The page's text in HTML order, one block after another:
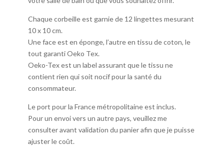
Chaque corbeille est garnie de 12 lingettes mesurant
10 x 10 cm.
Une face est en éponge, l’autre en tissu de coton, le
tout garanti Oeko Tex.
Oeko-Tex est un label assurant que le tissu ne
contient rien qui soit nocif pour la santé du
consommateur.
Le port pour la France métropolitaine est inclus.
Pour un envoi vers un autre pays, veuillez me
consulter avant validation du panier afin que je puisse
ajuster le coût.